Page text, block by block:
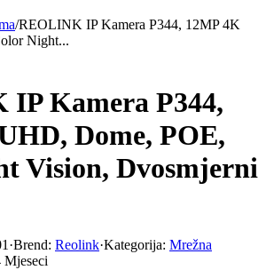
/REOLINK IP Kamera P344, 12MP 4K
Night...
Kamera P344,
Dome, POE,
Vision, Dvosmjerni
·Brend: Reolink·Kategorija: Mrežna
Mjeseci